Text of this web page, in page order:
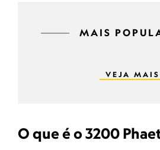
MAIS
VEJA MAIS
O que é o 3200